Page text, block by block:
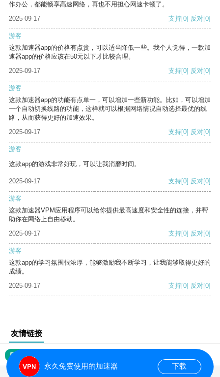
作办公，都能畅享高速网络，再也不用担心网速卡顿了。
2025-09-17
支持[0] 反对[0]
游客
这款加速器app的价格有点贵，可以适当降低一些。我个人觉得，一款加
速器app的价格应该在50元以下才比较合理。
2025-09-17
支持[0] 反对[0]
游客
这款加速器app的功能有点单一，可以增加一些新功能。比如，可以增加
一个自动切换线路的功能，这样就可以根据网络情况自动选择最优的线
路，从而获得更好的加速效果。
2025-09-17
支持[0] 反对[0]
游客
这款app的游戏非常好玩，可以让我消磨时间。
2025-09-17 支持[0] 反对[0]
游客
这款加速器VPM应用程序可以给你提供最高速度和安全性的连接，并帮
助你在网络上自由移动。
2025-09-17
支持[0] 反对[0]
游客
这款app的学习氛围很浓厚，能够激励我不断学习，让我能够取得更好的
成绩。
2025-09-17
支持[0] 反对[0]
友情链接
网站地图
永久免费使用的加速器 下载